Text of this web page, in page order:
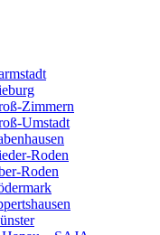
Zimmern
Umstadt
Roden
Roden